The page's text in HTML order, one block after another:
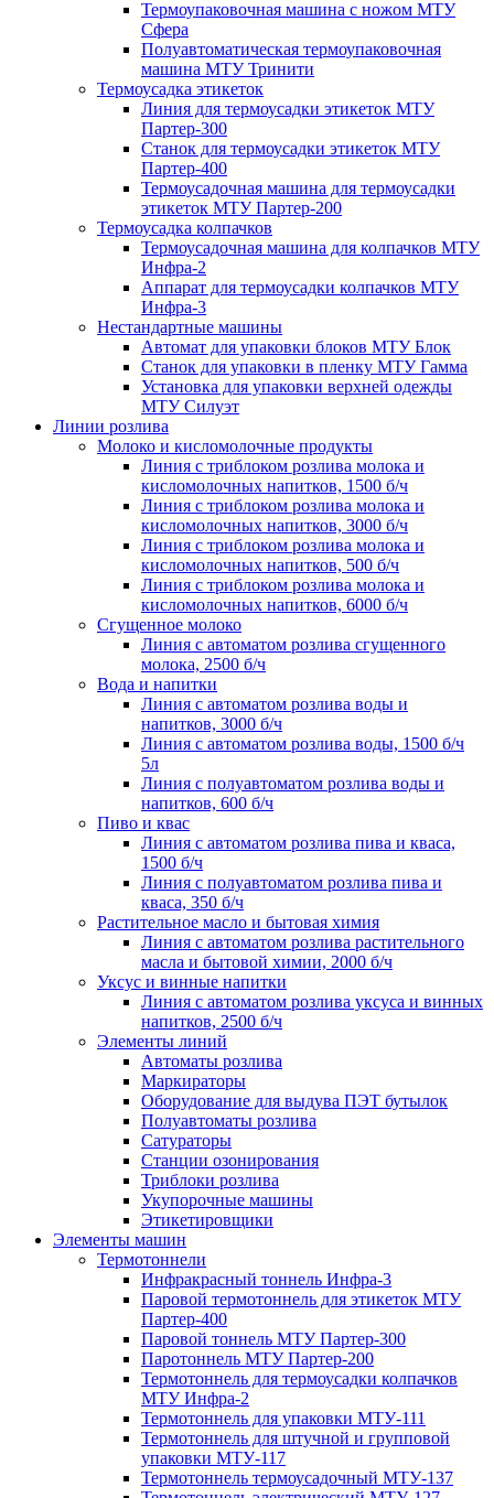
Термоупаковочная машина с ножом МТУ
Сфера
Полуавтоматическая термоупаковочная
машина МТУ Тринити
Термоусадка этикеток
Линия для термоусадки этикеток МТУ
Партер-300
Станок для термоусадки этикеток МТУ
Партер-400
Термоусадочная машина для термоусадки
этикеток МТУ Партер-200
Термоусадка колпачков
Термоусадочная машина для колпачков МТУ
Инфра-2
Аппарат для термоусадки колпачков МТУ
Инфра-3
Нестандартные машины
Автомат для упаковки блоков МТУ Блок
Станок для упаковки в пленку МТУ Гамма
Установка для упаковки верхней одежды
МТУ Силуэт
Линии розлива
Молоко и кисломолочные продукты
Линия с триблоком розлива молока и
кисломолочных напитков, 1500 б/ч
Линия с триблоком розлива молока и
кисломолочных напитков, 3000 б/ч
Линия с триблоком розлива молока и
кисломолочных напитков, 500 б/ч
Линия с триблоком розлива молока и
кисломолочных напитков, 6000 б/ч
Сгущенное молоко
Линия с автоматом розлива сгущенного
молока, 2500 б/ч
Вода и напитки
Линия с автоматом розлива воды и
напитков, 3000 б/ч
Линия с автоматом розлива воды, 1500 б/ч
5л
Линия с полуавтоматом розлива воды и
напитков, 600 б/ч
Пиво и квас
Линия с автоматом розлива пива и кваса,
1500 б/ч
Линия с полуавтоматом розлива пива и
кваса, 350 б/ч
Растительное масло и бытовая химия
Линия с автоматом розлива растительного
масла и бытовой химии, 2000 б/ч
Уксус и винные напитки
Линия с автоматом розлива уксуса и винных
напитков, 2500 б/ч
Элементы линий
Автоматы розлива
Маркираторы
Оборудование для выдува ПЭТ бутылок
Полуавтоматы розлива
Сатураторы
Станции озонирования
Триблоки розлива
Укупорочные машины
Этикетировщики
Элементы машин
Термотоннели
Инфракрасный тоннель Инфра-3
Паровой термотоннель для этикеток МТУ
Партер-400
Паровой тоннель МТУ Партер-300
Паротоннель МТУ Партер-200
Термотоннель для термоусадки колпачков
МТУ Инфра-2
Термотоннель для упаковки МТУ-111
Термотоннель для штучной и групповой
упаковки МТУ-117
Термотоннель термоусадочный МТУ-137